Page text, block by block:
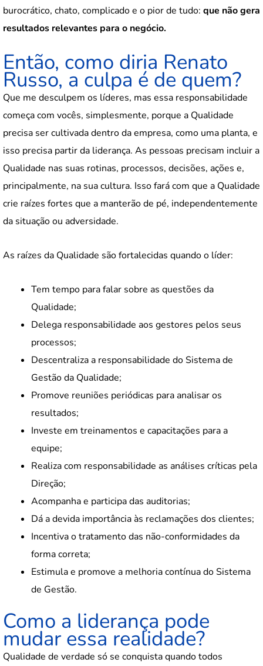
burocrático, chato, complicado e o pior de tudo: que não gera
resultados relevantes para o negócio.
Então, como diria Renato
Russo, a culpa é de quem?
Que me desculpem os líderes, mas essa responsabilidade
começa com vocês, simplesmente, porque a Qualidade
precisa ser cultivada dentro da empresa, como uma planta, e
isso precisa partir da liderança. As pessoas precisam incluir a
Qualidade nas suas rotinas, processos, decisões, ações e,
principalmente, na sua cultura. Isso fará com que a Qualidade
crie raízes fortes que a manterão de pé, independentemente
da situação ou adversidade.
As raízes da Qualidade são fortalecidas quando o líder:
Tem tempo para falar sobre as questões da
Qualidade;
Delega responsabilidade aos gestores pelos seus
processos;
Descentraliza a responsabilidade do Sistema de
Gestão da Qualidade;
Promove reuniões periódicas para analisar os
resultados;
Investe em treinamentos e capacitações para a
equipe;
Realiza com responsabilidade as análises críticas pela
Direção;
Acompanha e participa das auditorias;
Dá a devida importância às reclamações dos clientes;
Incentiva o tratamento das não-conformidades da
forma correta;
Estimula e promove a melhoria contínua do Sistema
de Gestão.
Como a liderança pode
mudar essa realidade?
Qualidade de verdade só se conquista quando todos